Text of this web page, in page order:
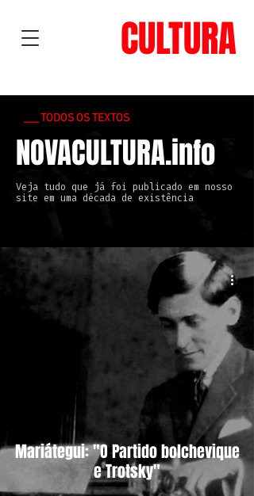
CULTURA
___ TODOS OS TEXTOS
NOVACULTURA.info
Veja tudo que já foi publicado em nosso
site em uma década de existência
Mariátegui: "O Partido bolchevique
e Trotsky"